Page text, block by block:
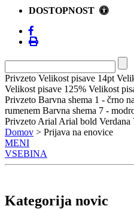
DOSTOPNOST
Privzeto Velikost pisave 14pt
Velikost pisave 125% Velikost
Privzeto Barvna shema 1 - črno
rumenem Barvna shema 7 -
Privzeto Arial Arial bold Verdana
Domov > Prijava na enovice
MENI
VSEBINA
Kategorija novic